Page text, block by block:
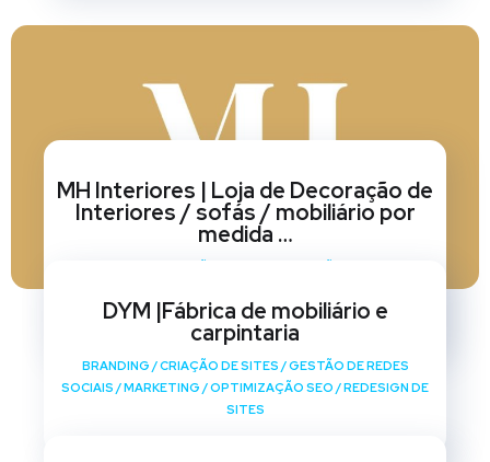
MH Interiores | Loja de Decoração de
Interiores / sofás / mobiliário por
medida …
SITES
DYM |Fábrica de mobiliário e
carpintaria
BRANDING /CRIAÇÃO DE SITES /GESTÃO DE REDES
SOCIAIS /MARKETING /OPTIMIZAÇÃO SEO /REDESIGN DE
SITES